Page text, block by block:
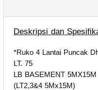
Deskripsi dan
*Ruko 4 Lantai Puncak
LT. 75
LB BASEMENT 5MX15M
(LT2,3&4 5Mx15M)